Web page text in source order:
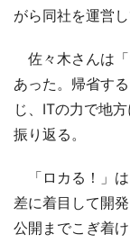
がら同社を運営し
佐々木さんは
あった。帰省す
じ、ITの力で地
振り返る。
「ロカる！」
差に着目して開
公開までこぎ着